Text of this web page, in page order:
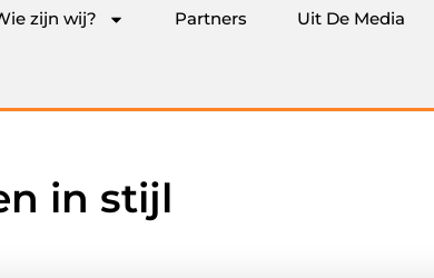
zijn wij? Partners Uit De Media
in stijl